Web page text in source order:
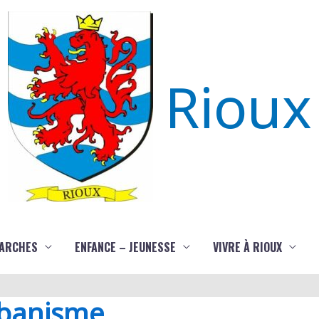
Rioux
ENFANCE – JEUNESSE VIVRE À RIOUX